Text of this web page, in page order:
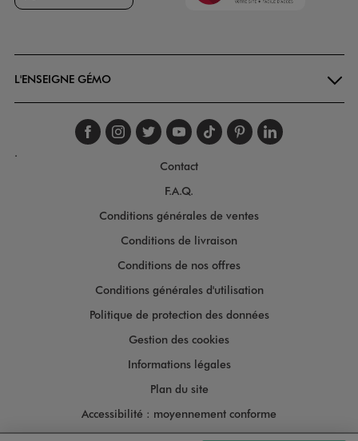
L'ENSEIGNE GÉMO
Suivez-nous sur
Suivez-nous sur
Suivez-nous sur
Suivez-nous
Suivez-nous
Suivez-
.
Contact
F.A.Q.
Conditions générales de ventes
Conditions de livraison
Conditions de nos offres
Conditions générales d'utilisation
Politique de protection des données
Gestion des cookies
Informations légales
Plan du site
Accessibilité : moyennement conforme